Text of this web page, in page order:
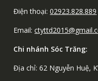
Điện thoại:02923.828.889
Email:
Chi nhánh Sóc Trăng:
Địa chỉ: 62 Nguyễn Huệ,